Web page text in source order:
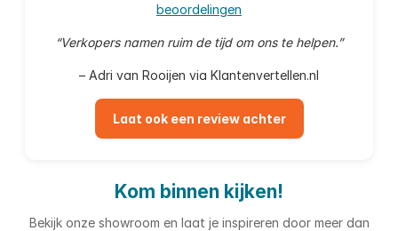
beoordelingen
“Verkopers namen ruim de tijd om ons te helpen.”
– Adri van Rooijen via Klantenvertellen.nl
Laat ook een review achter
Kom binnen kijken!
Bekijk onze showroom en laat je inspireren door meer dan